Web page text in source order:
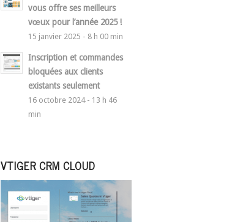
vous offre ses meilleurs
vœux pour l’année 2025 !
15 janvier 2025 - 8 h 00 min
Inscription et commandes
bloquées aux clients
existants seulement
16 octobre 2024 - 13 h 46
min
VTIGER CRM CLOUD